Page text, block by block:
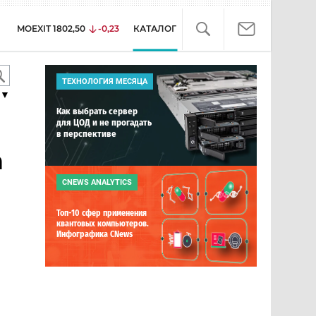
MOEXIT 1802,50 -0,23 КАТАЛОГ
ТЕХНОЛОГИЯ МЕСЯЦА
Как выбрать сервер
для ЦОД и не прогадать
в перспективе
CNEWS ANALYTICS
Топ-10 сфер применения
квантовых компьютеров.
Инфографика CNews